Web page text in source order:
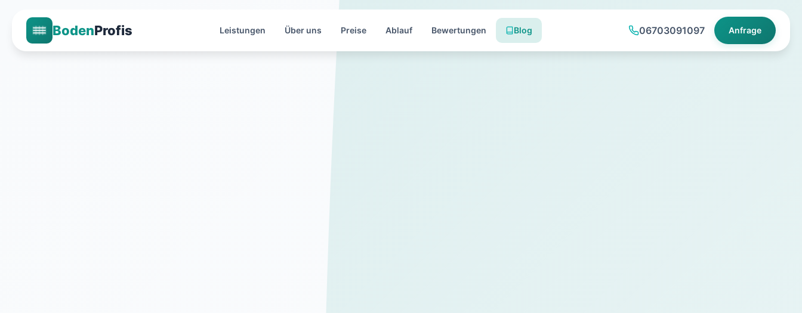
BodenProfis Leistungen Über uns Preise Ablauf Bewertungen Blog 06703091097 Anfrage